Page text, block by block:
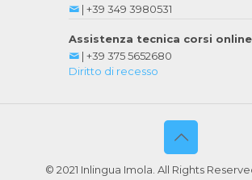
| +39 349 3980531
Assistenza tecnica corsi online
| +39 375 5652680
Diritto di recesso
© 2021 Inlingua Imola. All Rights